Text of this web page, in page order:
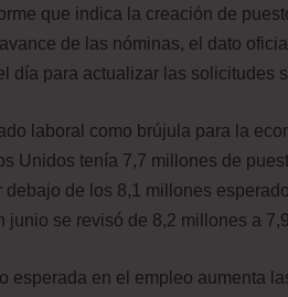
que indica la creación de
de las nóminas, el dato
día para actualizar las solicitudes
laboral como brújula para la
Unidos tenía 7,7 millones de
de los 8,1 millones
junio se revisó de 8,2 millones a
esperada en el empleo aumenta